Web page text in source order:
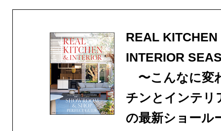
REAL KITCHEN
INTERIOR
〜こんなに変
チンとインテリ
の最新ショール